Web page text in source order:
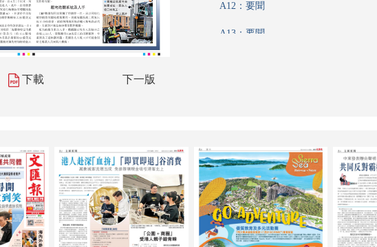
下載 下一版
A12：要聞
A13：要聞
B02：魅力衣妝
B03：文匯園
B04：投資理財